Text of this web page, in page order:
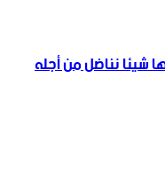
شيئا نناضل من أجله